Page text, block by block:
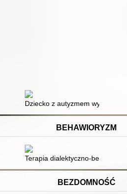
Dziecko z autyzmem
BEHAWIORYZM
wspomagające sposoby
Terapia dialektyczno-
BEZDOMNOŚĆ